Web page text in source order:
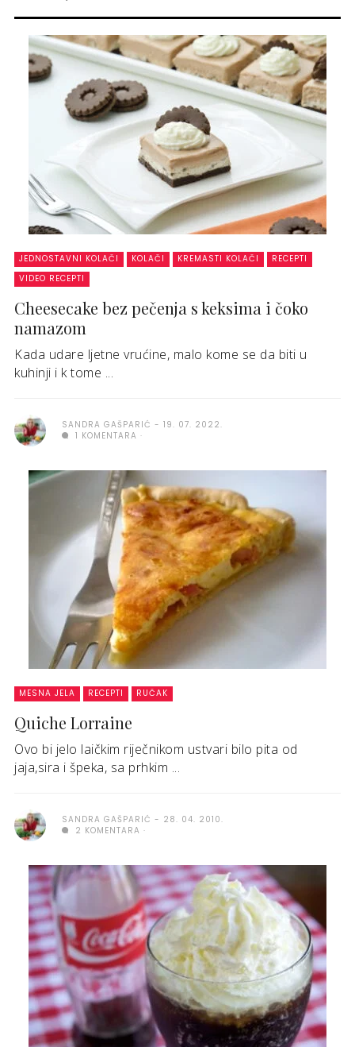
JEDNOSTAVNI KOLAČI KOLAČI KREMASTI KOLAČI
RECEPTI
VIDEO RECEPTI
Cheesecake bez pečenja s keksima i čoko
namazom
Kada udare ljetne vrućine, malo kome se da biti u
kuhinji i k tome ...
SANDRA GAŠPARIĆ
19. 07. 2022.
1 KOMENTARA
MESNA JELA RECEPTI RUČAK
Quiche Lorraine
Ovo bi jelo laičkim riječnikom ustvari bilo pita od
jaja,sira i špeka, sa prhkim ...
SANDRA GAŠPARIĆ
28. 04. 2010.
2 KOMENTARA